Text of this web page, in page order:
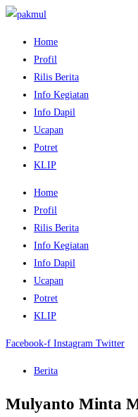
Home
Profil
Rilis Berita
Info Kegiatan
Info Dapil
Ucapan
Potret
KLIP
Home
Profil
Rilis Berita
Info Kegiatan
Info Dapil
Ucapan
Potret
KLIP
Facebook-f Instagram Twitter
Berita
Mulyanto Minta